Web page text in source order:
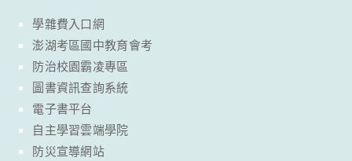
學雜費入口網
澎湖考區國中教育會考
防治校園霸凌專區
圖書資訊查詢系統
電子書平台
自主學習雲端學院
防災宣導網站